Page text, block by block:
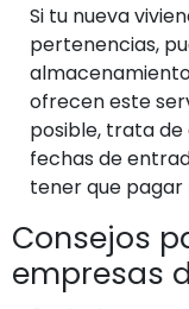
Si tu nueva
pertenencias,
ofrecen este
posible, trata
fechas de
tener que
Consejos
empresas